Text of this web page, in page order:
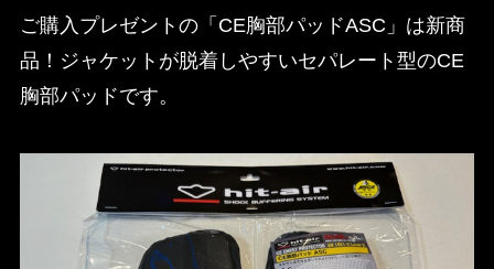
ご購入プレゼントの「CE胸部パッドASC」は新商
品！ジャケットが脱着しやすいセパレート型のCE
胸部パッドです。